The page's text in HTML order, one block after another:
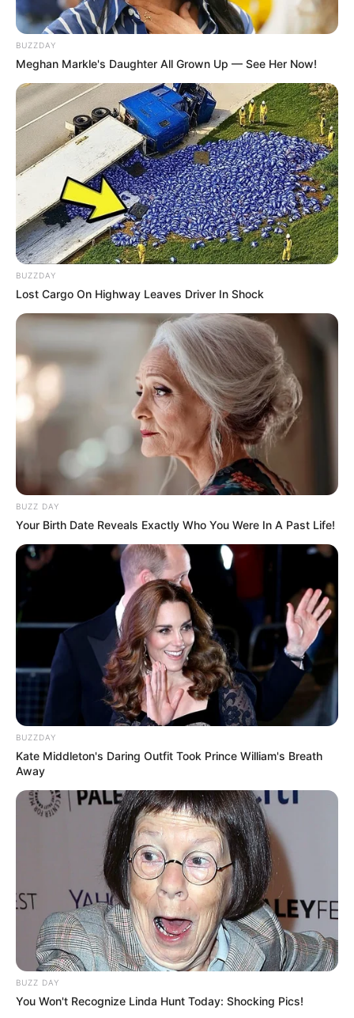
Corda sendo enrolada em forma de espiral
6. Com a máquina ajustada na tensão média a
alta e com o ponto zigue-zague, costure toda a
corda para formar o tapete: comece do centro
para fora.
Dica: Gire o espiral ligeiramente para a esquerda
enquanto costura, sempre mantendo o restante
da corda bem juntinha ao círculo.
BUZZDAY
Meghan Markle's Daughter All Grown Up — See Her Now!
BUZZDAY
Lost Cargo On Highway Leaves Driver In Shock
BUZZ DAY
Your Birth Date Reveals Exactly Who You Were In A Past Life!
BUZZDAY
Kate Middleton's Daring Outfit Took Prince William's Breath
Away
BUZZ DAY
You Won't Recognize Linda Hunt Today: Shocking Pics!